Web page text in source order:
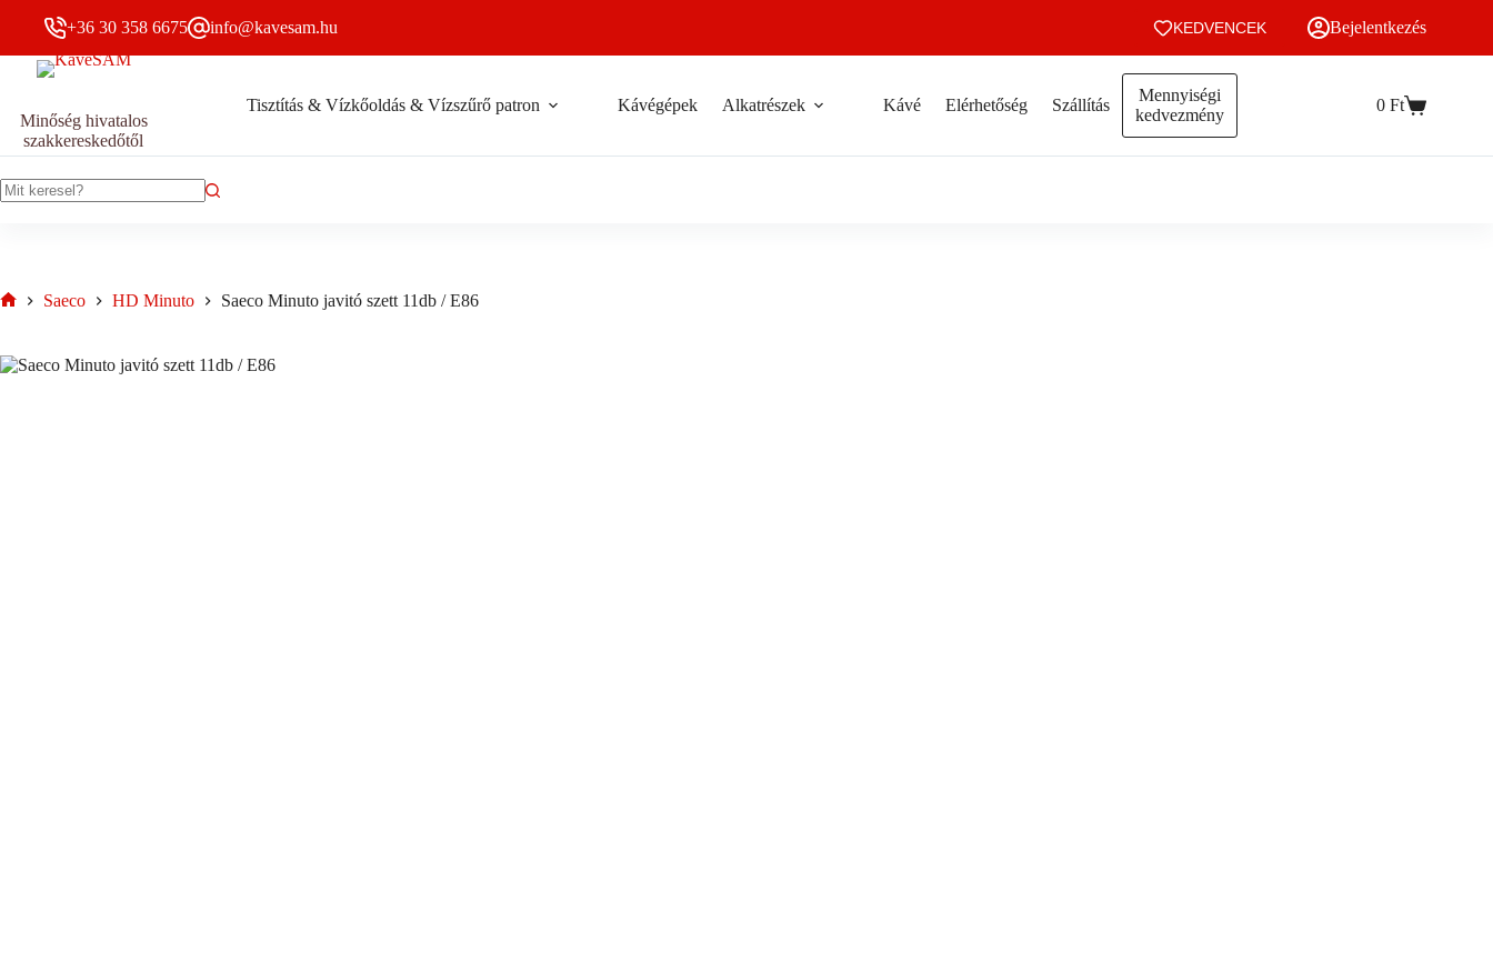
Saeco Minuto javitó szett 11db / E86
4409Ft Bruttó
Saeco
+36 30 358 6675 info@kavesam.hu KEDVENCEK Bejelentkezés
Minőség hivatalos
szakkereskedőtől
Tisztítás & Vízkőoldás & Vízszűrő patron Kávégépek Alkatrészek Kávé Elérhetőség Szállítás
Mennyiségi
kedvezmény
Kosár
0 Ft
Saeco HD Minuto Saeco Minuto javitó szett 11db / E86